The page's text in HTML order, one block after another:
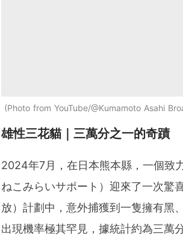
Photo from YouTube/@Kumamoto Asahi
雄性三花貓｜三萬分之一的奇蹟
2024年7月，在日本熊本縣，一個致
ねこみらいサポート）迎來了一次驚
放）計劃中，意外捕獲到一隻擁有黑
出現機率極其罕見，據統計約為三萬